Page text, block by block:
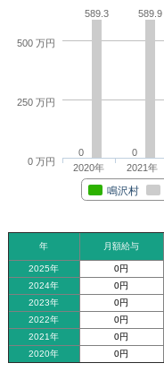
0 0
589.3 589.9
鳴沢村
2020年 2021年
0 万円
250 万円
500 万円
年 月額給与
2025年 0円
2024年
0円
2023年
0円
2022年
0円
2021年
0円
2020年
0円